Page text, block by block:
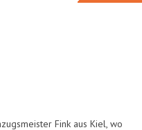
Fink aus Kiel, wo